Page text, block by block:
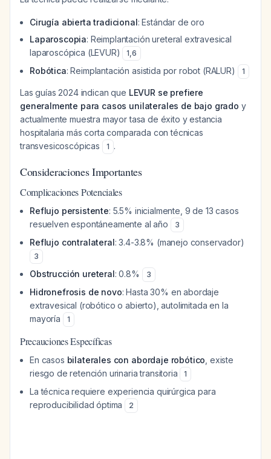
Cirugía abierta tradicional: Estándar de oro
Laparoscopia: Reimplantación ureteral extravesical
laparoscópica (LEVUR)
1,6
Robótica: Reimplantación asistida por robot (RALUR) 1
Las guías 2024 indican que LEVUR se prefiere
generalmente para casos unilaterales de bajo grado y
actualmente muestra mayor tasa de éxito y estancia
hospitalaria más corta comparada con técnicas
transvesicoscópicas
1 .
Consideraciones Importantes
Complicaciones Potenciales
Reflujo persistente: 5.5% inicialmente, 9 de 13 casos
resuelven espontáneamente al año
3
Reflujo contralateral: 3.4-3.8% (manejo conservador)
3
Obstrucción ureteral: 0.8% 3
Hidronefrosis de novo: Hasta 30% en abordaje
extravesical (robótico o abierto), autolimitada en la
mayoría
1
Precauciones Específicas
En casos bilaterales con abordaje robótico , existe
riesgo de retención urinaria transitoria
1
La técnica requiere experiencia quirúrgica para
reproducibilidad óptima
2